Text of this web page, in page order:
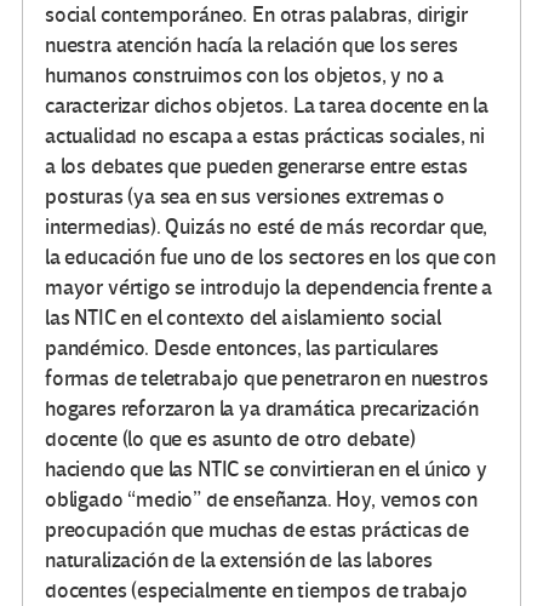
social contemporáneo. En otras palabras, dirigir
nuestra atención hacía la relación que los seres
humanos construimos con los objetos, y no a
caracterizar dichos objetos. La tarea docente en la
actualidad no escapa a estas prácticas sociales, ni
a los debates que pueden generarse entre estas
posturas (ya sea en sus versiones extremas o
intermedias). Quizás no esté de más recordar que,
la educación fue uno de los sectores en los que con
mayor vértigo se introdujo la dependencia frente a
las NTIC en el contexto del aislamiento social
pandémico. Desde entonces, las particulares
formas de teletrabajo que penetraron en nuestros
hogares reforzaron la ya dramática precarización
docente (lo que es asunto de otro debate)
haciendo que las NTIC se convirtieran en el único y
obligado “medio” de enseñanza. Hoy, vemos con
preocupación que muchas de estas prácticas de
naturalización de la extensión de las labores
docentes (especialmente en tiempos de trabajo